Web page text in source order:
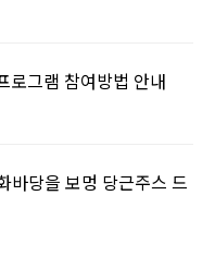
로그램 참여방법 안내
바당을 보멍 당근주스 드